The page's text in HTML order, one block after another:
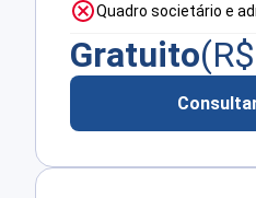
Quadro societário e
Gratuito(R$